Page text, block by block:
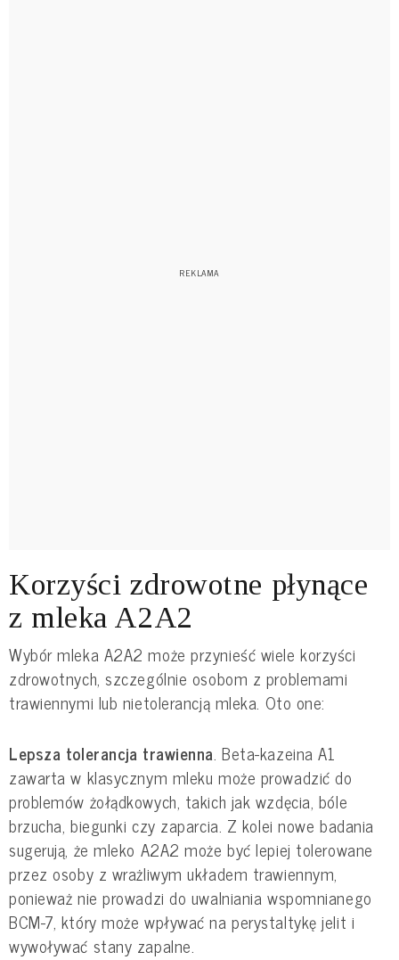
Korzyści zdrowotne płynące
z mleka A2A2
Wybór mleka A2A2 może przynieść wiele korzyści
zdrowotnych, szczególnie osobom z problemami
trawiennymi lub nietolerancją mleka. Oto one:
Lepsza tolerancja trawienna. Beta-kazeina A1
zawarta w klasycznym mleku może prowadzić do
problemów żołądkowych, takich jak wzdęcia, bóle
brzucha, biegunki czy zaparcia. Z kolei nowe badania
sugerują, że mleko A2A2 może być lepiej tolerowane
przez osoby z wrażliwym układem trawiennym,
ponieważ nie prowadzi do uwalniania wspomnianego
BCM-7, który może wpływać na perystaltykę jelit i
wywoływać stany zapalne.